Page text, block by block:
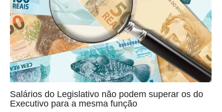
Salários do Legislativo não podem superar os do
Executivo para a mesma função